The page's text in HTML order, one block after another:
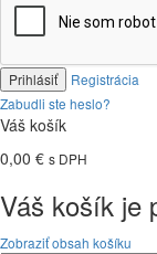
Prihlásiť
Registrácia
Zabudli ste heslo?
Váš košík
0,00 € s DPH
Váš košík je
Zobraziť obsah košíku